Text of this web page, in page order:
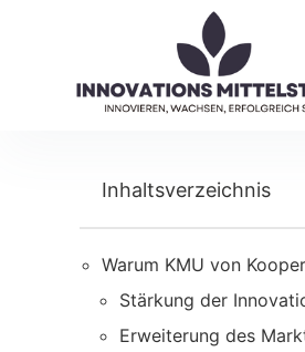
Inhaltsverzeichnis
Warum KMU von
Stärkung der
Erweiterung des